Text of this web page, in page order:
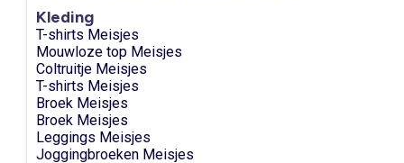
Kleding
T-shirts Meisjes
Mouwloze top Meisjes
Coltruitje Meisjes
T-shirts Meisjes
Broek Meisjes
Broek Meisjes
Leggings Meisjes
Joggingbroeken Meisjes